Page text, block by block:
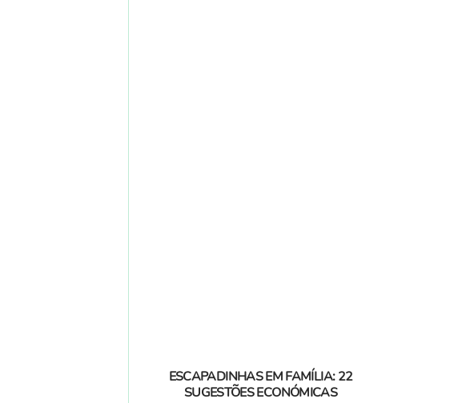
ESCAPADINHAS EM FAMÍLIA: 22
SUGESTÕES ECONÓMICAS